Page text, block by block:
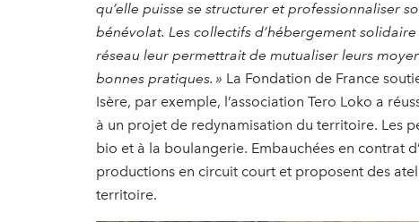
qu’elle puisse se structurer et professionnaliser
bénévolat. Les collectifs d’hébergement
réseau leur permettrait de mutualiser leurs
bonnes pratiques. » La Fondation de France
Isère, par exemple, l’association Tero Loko a
à un projet de redynamisation du territoire. Les
bio et à la boulangerie. Embauchées en contrat
productions en circuit court et proposent des
territoire.